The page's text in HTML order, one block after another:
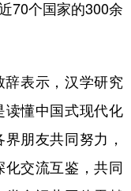
湖南
重庆
70个国家的300余
表示，汉学研究
读懂中国式现代化
朋友共同努力，
交流互鉴，共同